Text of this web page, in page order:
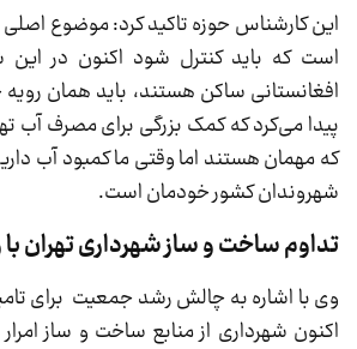
این کارشناس حوزه تاکید کرد: موضوع اصلی
افغانستانی ساکن هستند، باید همان
پیدا می‌کرد که کمک بزرگی برای مصرف آب
که مهمان هستند اما وقتی ما کمبود آب
شهروندان کشور خودمان است.
تداوم ساخت و ساز شهرداری تهران
وی با اشاره به چالش رشد جمعیت برای
اکنون شهرداری از منابع ساخت و ساز